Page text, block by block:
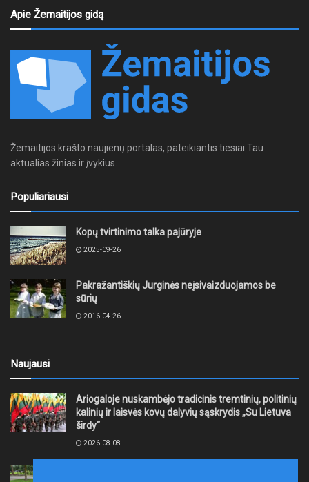
Apie Žemaitijos gidą
Žemaitijos krašto naujienų portalas, pateikiantis tiesiai Tau
aktualias žinias ir įvykius.
Populiariausi
Kopų tvirtinimo talka pajūryje
2025-09-26
Pakražantiškių Jurginės neįsivaizduojamos be
sūrių
2016-04-26
Naujausi
Ariogaloje nuskambėjo tradicinis tremtinių, politinių
kalinių ir laisvės kovų dalyvių sąskrydis „Su Lietuva
širdy“
2026-08-08